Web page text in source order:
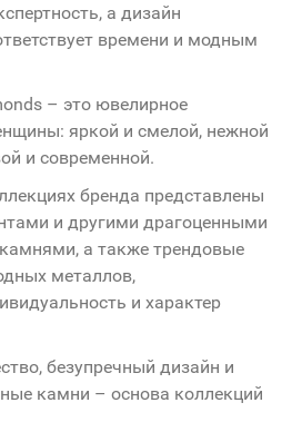
& gentleman
а дизайн
времени и модным
– это ювелирное
яркой и смелой, нежной
и современной.
бренда представлены
и другими драгоценными
а также трендовые
металлов,
и характер
безупречный дизайн и
камни – основа коллекций